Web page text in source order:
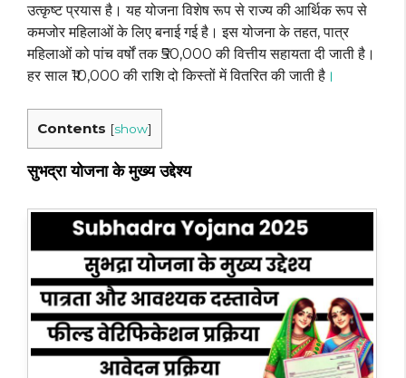
उत्कृष्ट प्रयास है। यह योजना विशेष रूप से राज्य की आर्थिक रूप से
कमजोर महिलाओं के लिए बनाई गई है। इस योजना के तहत, पात्र
महिलाओं को पांच वर्षों तक ₹50,000 की वित्तीय सहायता दी जाती है।
हर साल ₹10,000 की राशि दो किस्तों में वितरित की जाती है ।
Contents [show]
सुभद्रा योजना के मुख्य उद्देश्य